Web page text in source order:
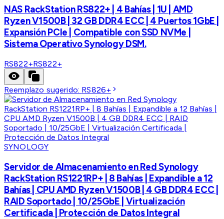
NAS RackStation RS822+ | 4 Bahías | 1U | AMD
Ryzen V1500B | 32 GB DDR4 ECC | 4 Puertos 1GbE |
Expansión PCIe | Compatible con SSD NVMe |
Sistema Operativo Synology DSM.
RS822+RS822+
Reemplazo sugerido: RS826+
SYNOLOGY
Servidor de Almacenamiento en Red Synology
RackStation RS1221RP+ | 8 Bahías | Expandible a 12
Bahías | CPU AMD Ryzen V1500B | 4 GB DDR4 ECC |
RAID Soportado | 10/25GbE | Virtualización
Certificada | Protección de Datos Integral